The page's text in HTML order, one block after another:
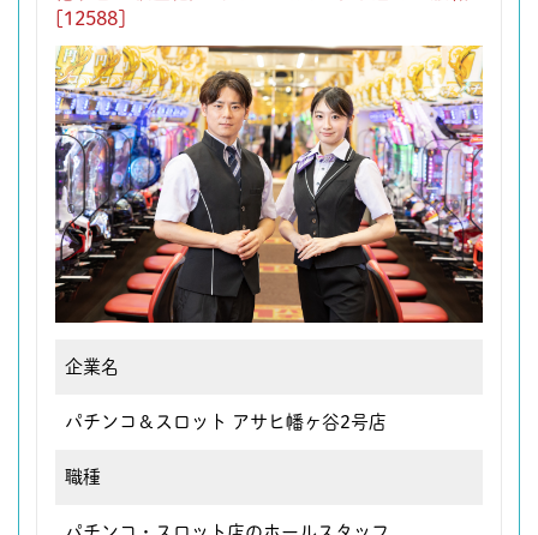
[12588]
企業名
パチンコ＆スロット アサヒ幡ヶ谷2号店
職種